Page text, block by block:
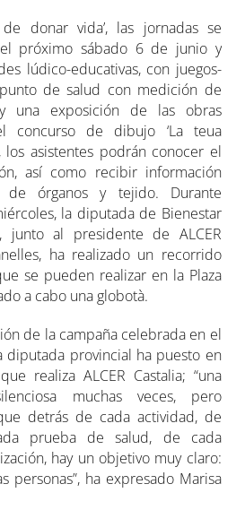
donar vida’, las jornadas se
el próximo sábado 6 de junio y
lúdico-educativas, con juegos-
de salud con medición de
una exposición de las obras
concurso de dibujo ‘La teua
los asistentes podrán conocer el
así como recibir información
órganos y tejido. Durante
la diputada de Bienestar
junto al presidente de ALCER
ha realizado un recorrido
se pueden realizar en la Plaza
a cabo una globotà.
de la campaña celebrada en el
diputada provincial ha puesto en
realiza ALCER Castalia; “una
muchas veces, pero
detrás de cada actividad, de
prueba de salud, de cada
hay un objetivo muy claro:
personas”, ha expresado Marisa